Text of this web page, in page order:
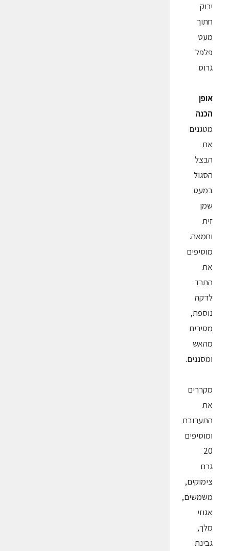
ירוק
חתוך
מעט
פלפל
גרוס
אופן
הכנה
מטגנים
את
הבצל
הסגול
במעט
שמן
זית
וחמאה.
מוסיפים
את
התרד
לדקה
נוספת,
מסירים
מהאש
ומסננים.
מקררים
את
התערובת
ומוסיפים
20
גרם
צימוקים,
משמשים,
אגוזי
מלך,
גבינת